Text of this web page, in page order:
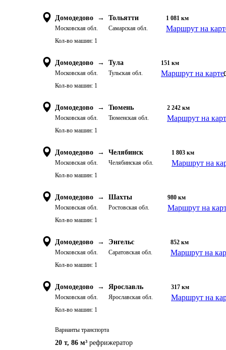
Домодедово →
Московская обл.
Тольятти
Самарская обл.
1 081 км
Маршрут на
Кол-во машин: 1
Домодедово →
Московская обл.
Тула
Тульская обл.
151 км
Маршрут на карте
Кол-во машин: 1
Домодедово →
Московская обл.
Тюмень
Тюменская обл.
2 242 км
Маршрут на
Кол-во машин: 1
Домодедово →
Московская обл.
Челябинск
Челябинская обл.
1 803 км
Маршрут на
Кол-во машин: 1
Домодедово →
Московская обл.
Шахты
Ростовская обл.
980 км
Маршрут на
Кол-во машин: 1
Домодедово →
Московская обл.
Энгельс
Саратовская обл.
852 км
Маршрут на
Кол-во машин: 1
Домодедово →
Московская обл.
Ярославль
Ярославская обл.
317 км
Маршрут на
Кол-во машин: 1
Варианты транспорта
20 т, 86 м³ рефрижератор